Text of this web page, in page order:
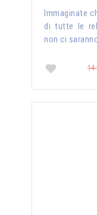
Immaginate
di tutte le
non ci